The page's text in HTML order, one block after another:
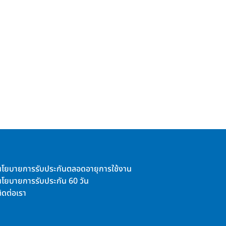
ยบายการรับประกันตลอดอายุการใช้งาน
ยบายการรับประกัน 60 วัน
ต่อเรา